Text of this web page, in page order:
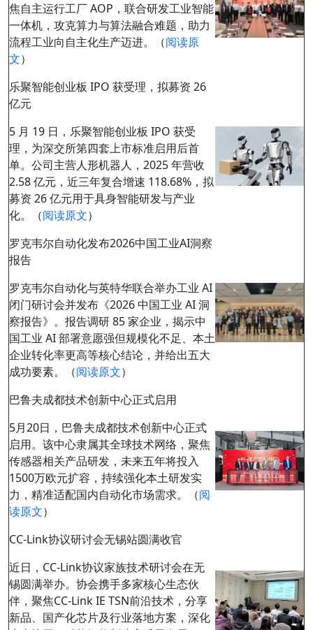
焦自主运行工厂 AOP，联合研发工业智能
一体机，攻克算力与算法融合难题，助力
流程工业向自主化生产迈进。（阅读原
文）
乐聚智能创业板 IPO 获受理，拟募资 26
亿元
5 月 19 日，乐聚智能创业板 IPO 获受
理，为深交所第四套上市标准启用后首
单。公司主营人形机器人，2025 年营收
2.58 亿元，近三年复合增速 118.68%，拟
募资 26 亿元用于具身智能研发与产业
化。（阅读原文）
罗克韦尔自动化发布2026中国工业AI洞察
报告
罗克韦尔自动化与英特华联合举办工业 AI
闭门研讨会并发布《2026 中国工业 AI 洞
察报告》。报告调研 85 家企业，揭示中
国工业 AI 部署意愿强但规模化不足、本土
企业转化率更高等核心结论，并给出五大
成功要素。（阅读原文）
巴鲁夫成都技术创新中心正式启用
5月20日，巴鲁夫成都技术创新中心正式
启用。该中心隶属其全球技术网络，聚焦
传感器相关产品研发，未来五年将投入
1500万欧元扩容，持续强化本土研发实
力，精准适配国内自动化市场需求。（阅
读原文）
CC-Link协议研讨会无锡站圆满收官
近日，CC-Link协议家族技术研讨会在无
锡圆满举办。协会携手多家核心生态伙
伴，聚焦CC-Link IE TSN前沿技术，分享
新品、国产化芯片及行业落地方案，深化